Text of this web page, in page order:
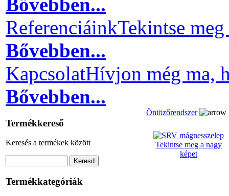
ReferenciáinkTekintse
Bővebben...
KapcsolatHívjon még ma,
Bővebben...
Termékkereső
Keresés a termékek között
Termékkategóriák
Öntözőrendszer
Tekintse meg a nagy
képet